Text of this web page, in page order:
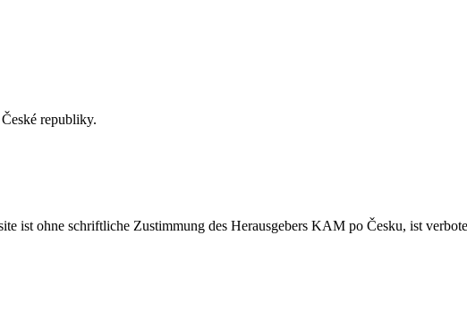
republiky.
ist ohne schriftliche Zustimmung des Herausgebers KAM po Česku, ist